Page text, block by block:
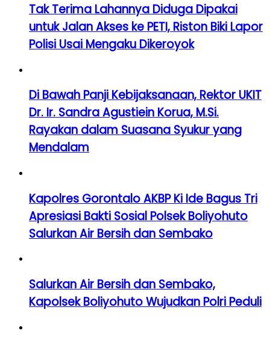
Tak Terima Lahannya Diduga Dipakai
untuk Jalan Akses ke PETI, Riston Biki Lapor
Polisi Usai Mengaku Dikeroyok
Di Bawah Panji Kebijaksanaan, Rektor UKIT
Dr. Ir. Sandra Agustiein Korua, M.Si.
Rayakan dalam Suasana Syukur yang
Mendalam
Kapolres Gorontalo AKBP Ki Ide Bagus Tri
Apresiasi Bakti Sosial Polsek Boliyohuto
Salurkan Air Bersih dan Sembako
Salurkan Air Bersih dan Sembako,
Kapolsek Boliyohuto Wujudkan Polri Peduli